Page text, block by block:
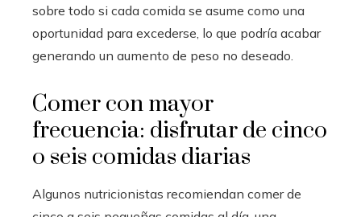
sobre todo si cada comida se asume como una
oportunidad para excederse, lo que podría acabar
generando un aumento de peso no deseado.
Comer con mayor
frecuencia: disfrutar de cinco
o seis comidas diarias
Algunos nutricionistas recomiendan comer de